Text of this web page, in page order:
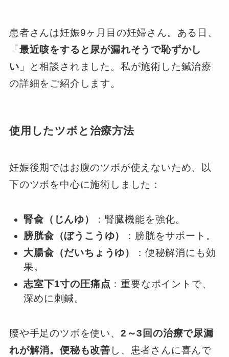
患者さんは妊娠9ヶ月目の妊婦さん。ある日、
「最近咳をすると尿が漏れそうで恥ずかし
い 」と相談されました。私が施術した鍼治療
の詳細をご紹介します。
使用したツボと治療方法
妊娠後期ではお腹のツボが使えないため、以
下のツボを中心に施術しました：
腎兪（じんゆ）
：腎臓機能を強化。
膀胱兪（ぼうこうゆ）
：膀胱をサポート。
大腸兪（だいちょうゆ）
：便秘解消にも効
果。
志室下1寸の圧痛点 ：重要なポイントで、
深めに刺鍼。
腰や手足のツボを使い、 2～3回の治療で尿漏
れが解消。便秘も改善 し、患者さんに喜んで